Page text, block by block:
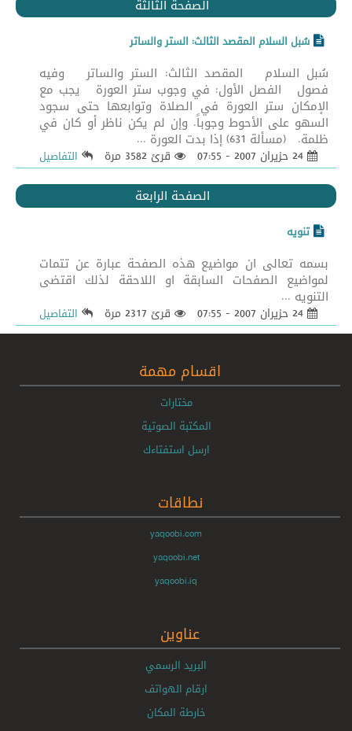
الصفحة الثالثة
سُبل السلام المقصد الثالث: الستر والساتر
سُبل السلام المقصد الثالث: الستر والساتر وفيه
فصول الفصل الأول: في وجوب ستر العورة يجب مع
الإمكان ستر العورة في الصلاة وتوابعها حتى سجود
السهو على الأحوط وجوباً. وإن لم يكن ناظر أو كان في
ظلمة. (مسألة 631) إذا بدت العورة ...
قرئ 3582 مرة التفاصيل
الصفحة الرابعة
تنويه
بسمه تعالى ان مواضيع هذه الصفحة عبارة عن تتمات
لمواضيع الصفحات السابقة او اللاحقة لذلك اقتضى
التنويه ...
قرئ 2317 مرة التفاصيل
اقسام مهمة
مختارات
المكتبة الصوتية
ارسل استفتاءك
نطاقات
yaqoobi.com
yaqoobi.net
yaqoobi.iq
عناوين
البريد الرسمي
ارقام الهواتف
خارطة المكان